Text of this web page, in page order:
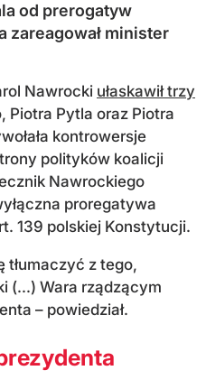
od prerogatyw
zareagował minister
Nawrocki ułaskawił trzy
Piotra Pytla oraz Piotra
kontrowersje
polityków koalicji
Nawrockiego
proregatywa
139 polskiej Konstytucji.
tłumaczyć z tego,
(...) Wara rządzącym
– powiedział.